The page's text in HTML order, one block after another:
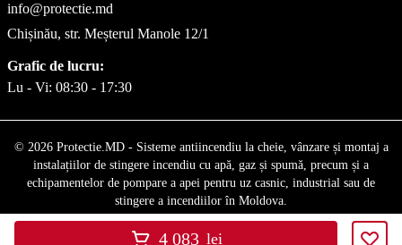
info@protectie.md
Chișinău, str. Meșterul Manole 12/1
Grafic de lucru:
Lu - Vi: 08:30 - 17:30
© 2026 Protectie.MD - Sisteme antiincendiu la cheie, vânzare și montaj a
instalațiilor de stingere incendiu cu apă, gaz și spumă, precum și a
echipamentelor de pompare a apei pentru uz casnic, industrial sau de
stingere a incendiilor în Moldova.
4 083 lei